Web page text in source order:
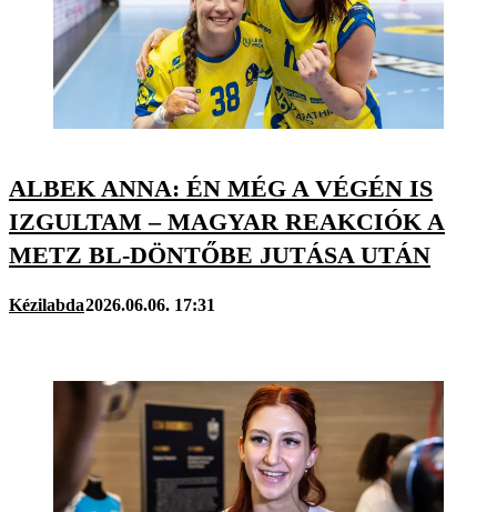
ALBEK ANNA: ÉN MÉG A VÉGÉN IS
IZGULTAM – MAGYAR REAKCIÓK A
METZ BL-DÖNTŐBE JUTÁSA UTÁN
Kézilabda2026.06.06. 17:31